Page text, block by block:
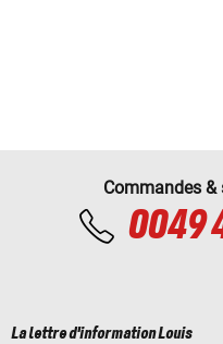
Commandes &
0049
La lettre d'information Louis